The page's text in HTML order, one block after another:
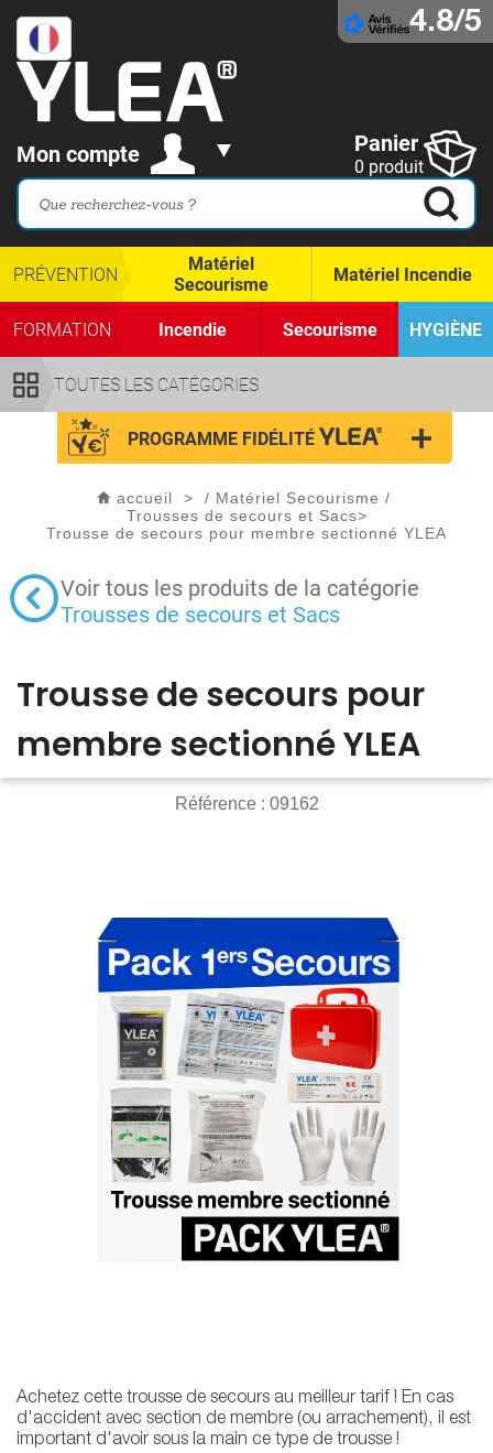
4.8/5
Mon compte Panier
0 produit
TOUTES LES CATÉGORIES
PRÉVENTION
Matériel
Secourisme
Matériel Incendie
FORMATION Incendie Secourisme HYGIÈNE
PROGRAMME FIDÉLITÉ
accueil > / Matériel Secourisme /
Trousses de secours et Sacs>
Trousse de secours pour membre sectionné YLEA
Voir tous les produits de la catégorie
Trousses de secours et Sacs
Trousse de secours pour
membre sectionné YLEA
Référence : 09162
Achetez cette trousse de secours au meilleur tarif ! En cas
d'accident avec section de membre (ou arrachement), il est
important d'avoir sous la main ce type de trousse !